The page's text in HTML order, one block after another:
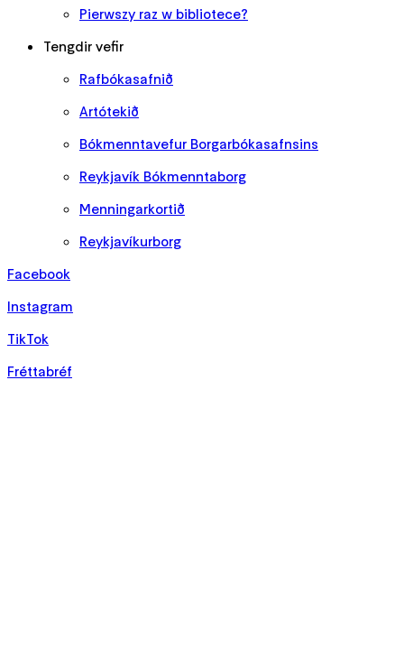
Pierwszy raz w bibliotece?
Tengdir vefir
Rafbókasafnið
Artótekið
Bókmenntavefur Borgarbókasafnsins
Reykjavík Bókmenntaborg
Menningarkortið
Reykjavíkurborg
Facebook
Instagram
TikTok
Fréttabréf